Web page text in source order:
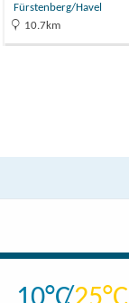
Fürstenberg/Havel
10.7km